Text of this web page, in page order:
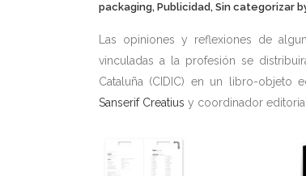
packaging, Publicidad, Sin categorizar
Las opiniones y reflexiones de
vinculadas a la profesión se
Cataluña (CIDIC) en un libro-
Sanserif Creatius y coordinador